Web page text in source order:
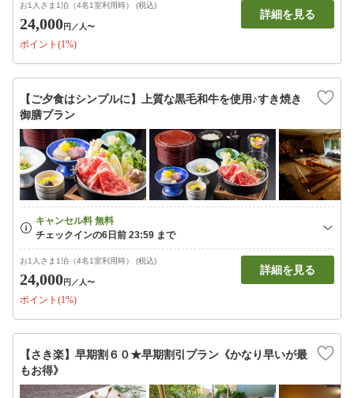
お1人さま1泊（4名1室利用時） (税込)
24,000円 ／人〜
ポイント(1%)
詳細を見る
【ご夕食はシンプルに】上質な黒毛和牛を使用♪すき焼き
御膳プラン
お1人さま1泊（4名1室利用時） (税込)
24,000円 ／人〜
ポイント(1%)
詳細を見る
【さき楽】早期割６０★早期割引プラン《かなり早いが最
もお得》